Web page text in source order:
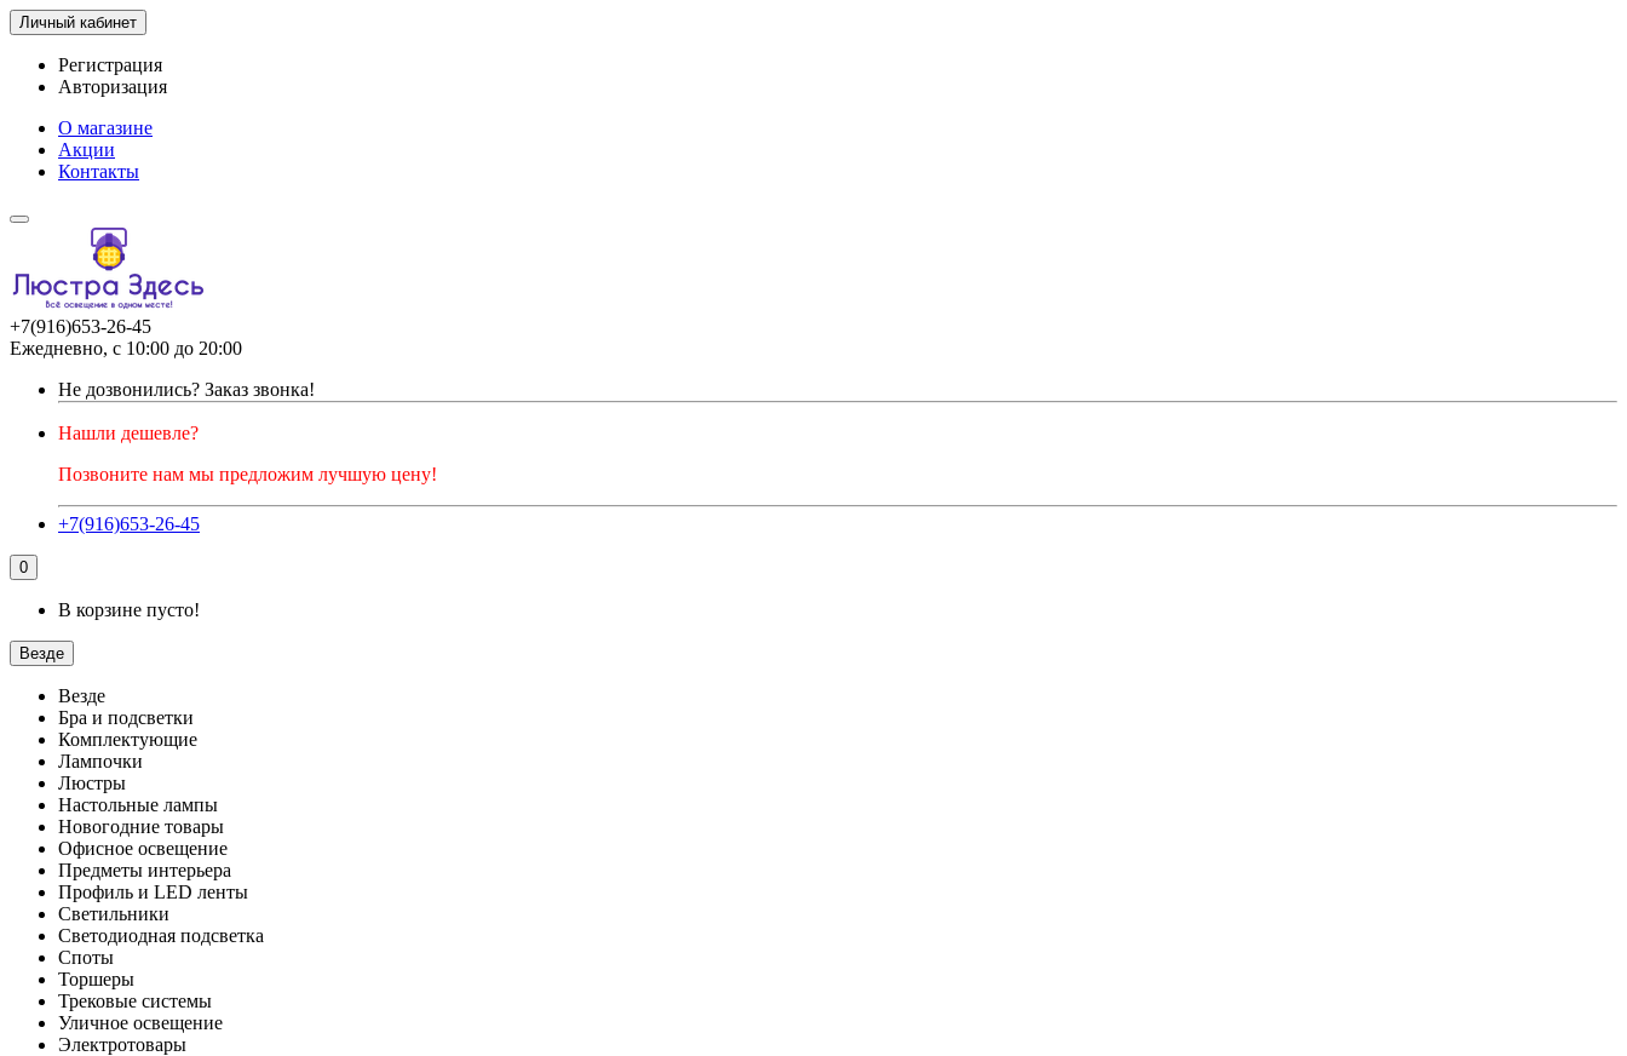
Личный кабинет
Регистрация
Авторизация
О магазине
Акции
Контакты
+7(916)653-26-45
Ежедневно, с 10:00 до 20:00
Не дозвонились? Заказ звонка!
Нашли дешевле?
Позвоните нам мы предложим лучшую цену!
+7(916)653-26-45
0
В корзине пусто!
Везде
Везде
Бра и подсветки
Комплектующие
Лампочки
Люстры
Настольные лампы
Новогодние товары
Офисное освещение
Предметы интерьера
Профиль и LED ленты
Светильники
Светодиодная подсветка
Споты
Торшеры
Трековые системы
Уличное освещение
Электротовары